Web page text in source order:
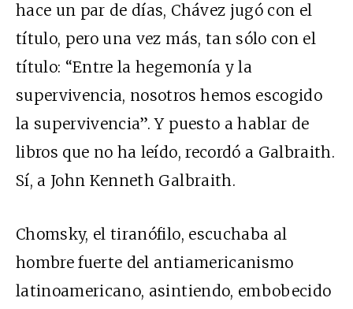
hace un par de días, Chávez jugó con el
título, pero una vez más, tan sólo con el
título: “Entre la hegemonía y la
supervivencia, nosotros hemos escogido
la supervivencia”. Y puesto a hablar de
libros que no ha leído, recordó a Galbraith.
Sí, a John Kenneth Galbraith.
Chomsky, el tiranófilo, escuchaba al
hombre fuerte del antiamericanismo
latinoamericano, asintiendo, embobecido